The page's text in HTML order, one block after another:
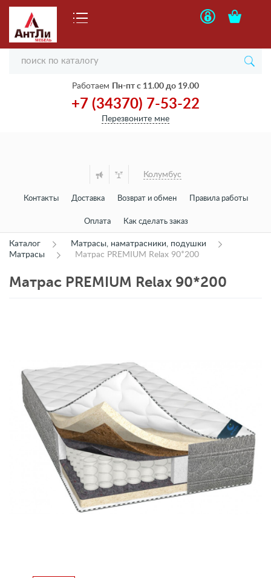
Работаем Пн-пт с 11.00 до 19.00
+7 (34370) 7-53-22
Перезвоните мне
Колумбус
Контакты Доставка Возврат и обмен Правила работы
Оплата Как сделать заказ
Каталог
Матрасы, наматрасники, подушки
Матрасы
Матрас PREMIUM Relax 90*200
Матрас PREMIUM Relax 90*200